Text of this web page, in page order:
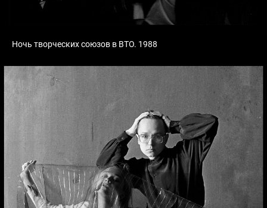
Ночь творческих союзов в ВТО. 1988